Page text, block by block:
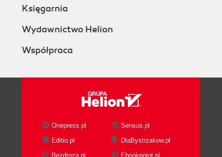
Księgarnia
Wydawnictwo Helion
Współpraca
Onepress.pl
Sensus.pl
Editio.pl
DlaBystrzakow.pl
Bezdroza.pl
Ebookpoint.pl